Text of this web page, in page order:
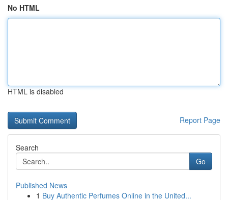
No HTML
HTML is disabled
Report Page
Search
Go
Published News
1 Buy Authentic Perfumes Online in the United...